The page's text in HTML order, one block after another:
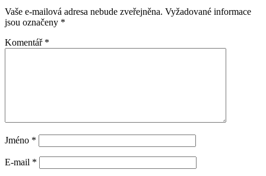
Vaše e-mailová adresa nebude zveřejněna. Vyžadované informace
jsou označeny *
Komentář *
Jméno *
E-mail *